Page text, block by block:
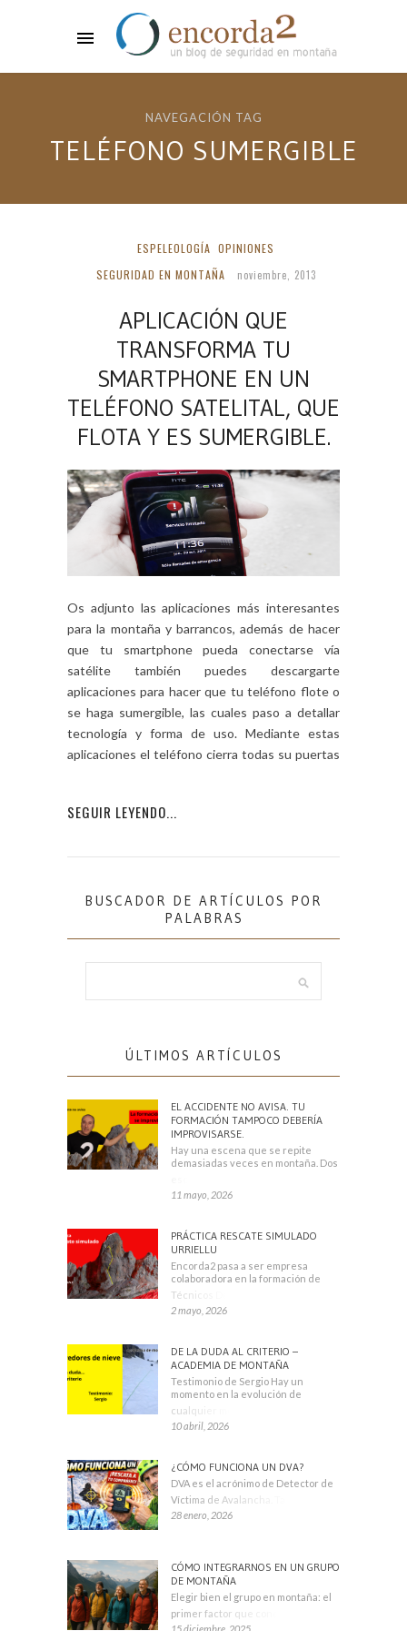
NAVEGACIÓN TAG
TELÉFONO SUMERGIBLE
ESPELEOLOGÍA OPINIONES
SEGURIDAD EN MONTAÑA
noviembre, 2013
APLICACIÓN QUE
TRANSFORMA TU
SMARTPHONE EN UN
TELÉFONO SATELITAL, QUE
FLOTA Y ES SUMERGIBLE.
Os adjunto las aplicaciones más interesantes
para la montaña y barrancos, además de hacer
que tu smartphone pueda conectarse vía
satélite también puedes descargarte
aplicaciones para hacer que tu teléfono flote o
se haga sumergible, las cuales paso a detallar
tecnología y forma de uso. Mediante estas
aplicaciones el teléfono cierra todas su puertas
SEGUIR LEYENDO...
BUSCADOR DE ARTÍCULOS POR
PALABRAS
ÚLTIMOS ARTÍCULOS
EL ACCIDENTE NO AVISA. TU
FORMACIÓN TAMPOCO DEBERÍA
IMPROVISARSE.
Hay una escena que se repite
demasiadas veces en montaña. Dos
11 mayo, 2026
PRÁCTICA RESCATE SIMULADO
URRIELLU
Encorda2 pasa a ser empresa
colaboradora en la formación de
Técnicos Deportivos
2 mayo, 2026
DE LA DUDA AL CRITERIO –
ACADEMIA DE MONTAÑA
Testimonio de Sergio Hay un
momento en la evolución de
cualquier montañero
10 abril, 2026
¿CÓMO FUNCIONA UN DVA?
DVA es el acrónimo de Detector de
Víctima de Avalancha. También se
28 enero, 2026
CÓMO INTEGRARNOS EN UN GRUPO
DE MONTAÑA
Elegir bien el grupo en montaña: el
primer factor que condiciona tu
15 diciembre, 2025